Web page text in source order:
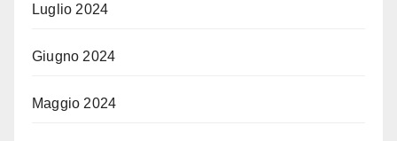
Luglio 2024
Giugno 2024
Maggio 2024